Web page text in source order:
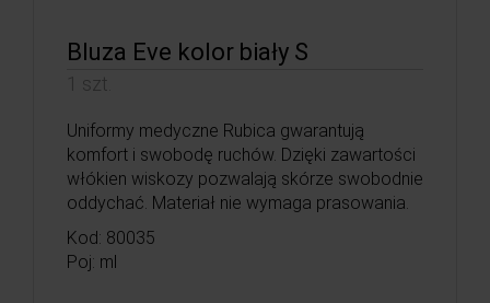
Bluza Eve kolor biały S
1 szt.
Uniformy medyczne Rubica gwarantują
komfort i swobodę ruchów. Dzięki zawartości
włókien wiskozy pozwalają skórze swobodnie
oddychać. Materiał nie wymaga prasowania.
Kod: 80035
Poj: ml